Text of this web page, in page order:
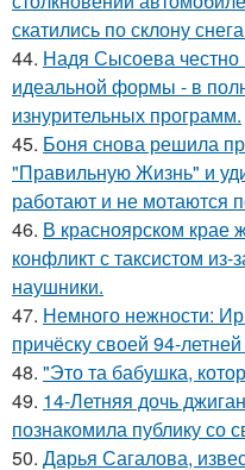
скатились по склону
44. Надя Сысоева честно
идеальной формы - в
изнурительных программ.
45. Боня снова решила
"Правильную Жизнь" и
работают и не мотаются
46. В красноярском крае
конфликт с таксистом
наушники.
47. Немного нежности:
причёску своей 94-
48. "Это та бабушка,
49. 14-Летняя дочь
познакомила публику со
50. Дарья Сагалова,